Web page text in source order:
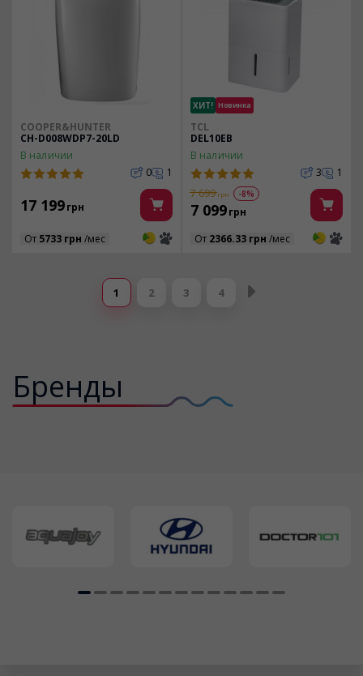
COOPER&HUNTER
CH-D008WDP7-20LD
В наличии
0
1
17 199грн
От 5733 грн /мес 3 3
ХИТ! Новинка
TCL
DEL10EB
В наличии
3
1
7 699 грн -8%
7 099грн
От 2366.33 грн /мес 3 3
1 2 3 4
Бренды